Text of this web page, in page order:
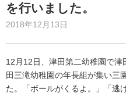
を行いました。
2018年12月13日
12月12日、津田第二幼稚園で
田三滝幼稚園の年長組が集い三
た。「ボールがくるよ。」「逃